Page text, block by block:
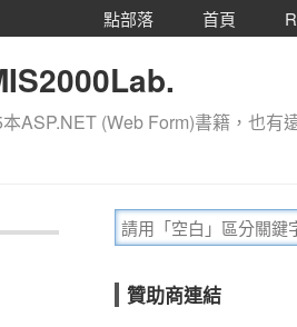
點部落 首頁
ASP.NET (Web Form)書籍，也有
贊助商連結